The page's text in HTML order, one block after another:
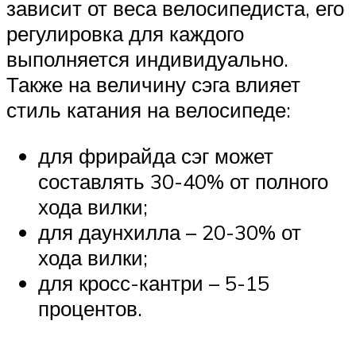
зависит от веса велосипедиста, его
регулировка для каждого
выполняется индивидуально.
Также на величину сэга влияет
стиль катания на велосипеде:
для фрирайда сэг может
составлять 30-40% от полного
хода вилки;
для даунхилла – 20-30% от
хода вилки;
для кросс-кантри – 5-15
процентов.